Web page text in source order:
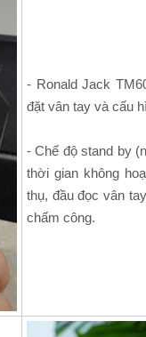
- Ronald Jack
đặt vân tay và cấu
- Chế độ stand by
thời gian không
thụ, đầu đọc vân
chấm công.